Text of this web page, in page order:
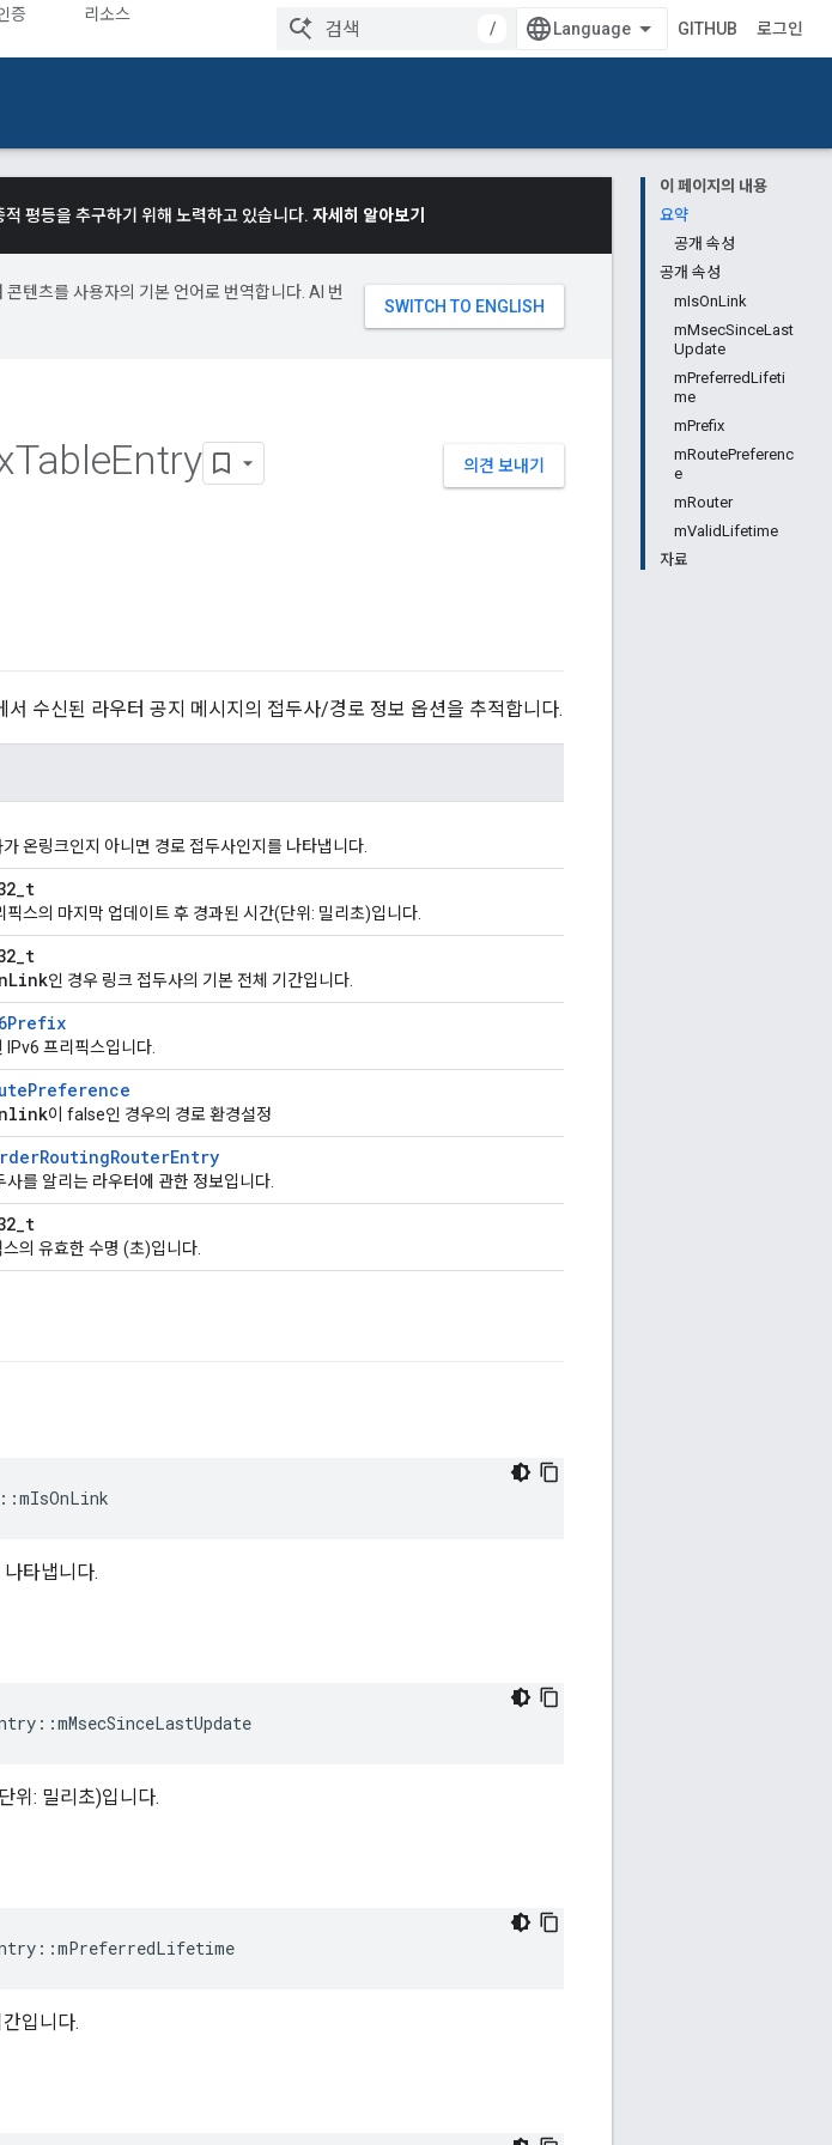
증 리소스
/ GITHUB 로그인
이 페이지의 내용
요약
공개 속성
공개 속성
mIsOnLink
mMsecSinceLast
Update
mPreferredLifeti
me
mPrefix
mRoutePreferenc
e
mRouter
mValidLifetime
자료
평등을 추구하기 위해 노력하고 있습니다. 자세히 알아보기
텐츠를 사용자의 기본 언어로 번역합니다. AI 번
의견 보내기
TableEntry
수신된 라우터 공지 메시지의 접두사/경로 정보 옵션을 추적합니다.
온링크인지 아니면 경로 접두사인지를 나타냅니다.
픽스의 마지막 업데이트 후 경과된 시간(단위: 밀리초)입니다.
인 경우 링크 접두사의 기본 전체 기간입니다.
IPv6 프리픽스입니다.
이 false인 경우의 경로 환경설정
사를 알리는 라우터에 관한 정보입니다.
의 유효한 수명 (초)입니다.
::mIsOnLink
타냅니다.
::mMsecSinceLastUpdate
위: 밀리초)입니다.
::mPreferredLifetime
입니다.